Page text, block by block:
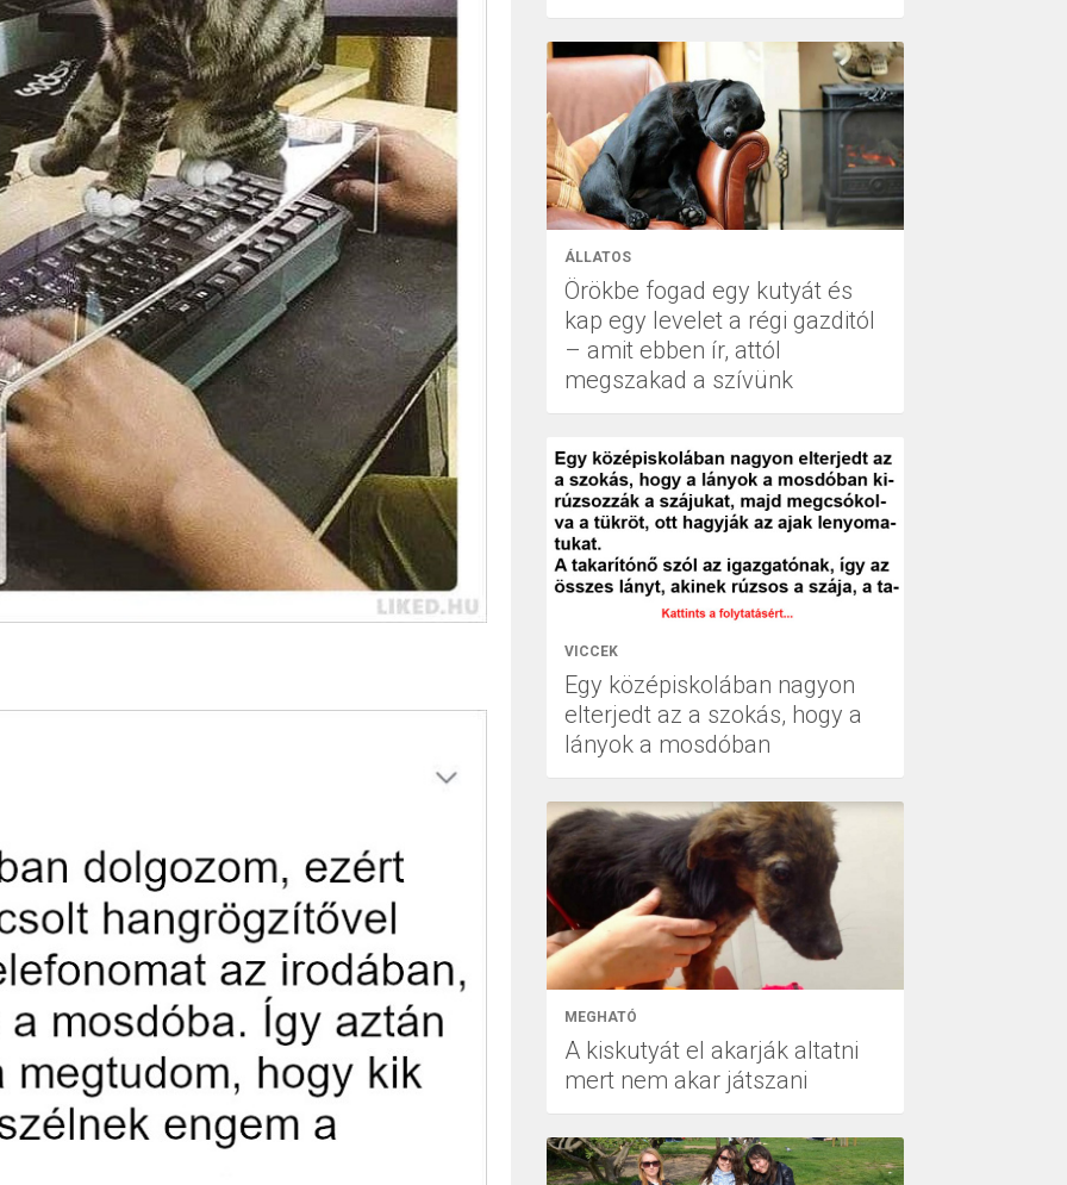
ÁLLATOS
Örökbe fogad egy kutyát és
kap egy levelet a régi gazditól
– amit ebben ír, attól
megszakad a szívünk
VICCEK
Egy középiskolában nagyon
elterjedt az a szokás, hogy a
lányok a mosdóban
MEGHATÓ
A kiskutyát el akarják altatni
mert nem akar játszani